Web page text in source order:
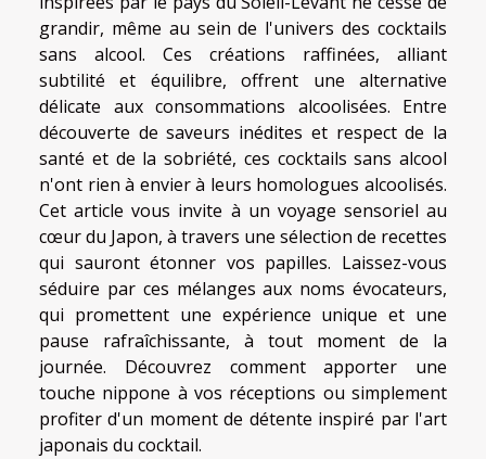
grandir, même au sein de l'univers des cocktails
sans alcool. Ces créations raffinées, alliant
subtilité et équilibre, offrent une alternative
délicate aux consommations alcoolisées. Entre
découverte de saveurs inédites et respect de la
santé et de la sobriété, ces cocktails sans alcool
n'ont rien à envier à leurs homologues alcoolisés.
Cet article vous invite à un voyage sensoriel au
cœur du Japon, à travers une sélection de recettes
qui sauront étonner vos papilles. Laissez-vous
séduire par ces mélanges aux noms évocateurs,
qui promettent une expérience unique et une
pause rafraîchissante, à tout moment de la
journée. Découvrez comment apporter une
touche nippone à vos réceptions ou simplement
profiter d'un moment de détente inspiré par l'art
japonais du cocktail.